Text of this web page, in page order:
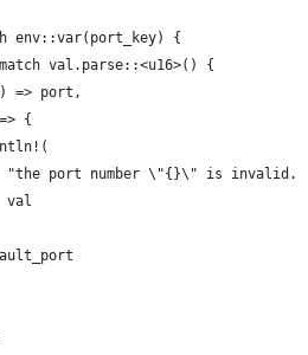
env::var(port_key) {
val.parse::<u16>() {
=> port,
{
"the port number \"{}\" is invalid.
val